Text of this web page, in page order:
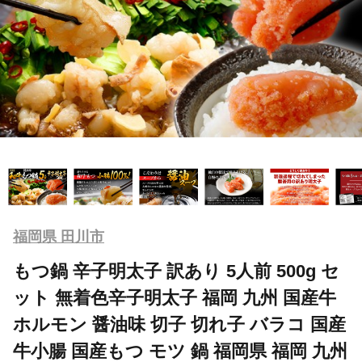
福岡県 田川市
もつ鍋 辛子明太子 訳あり 5人前 500g セ
ット 無着色辛子明太子 福岡 九州 国産牛
ホルモン 醤油味 切子 切れ子 バラコ 国産
牛小腸 国産もつ モツ 鍋 福岡県 福岡 九州